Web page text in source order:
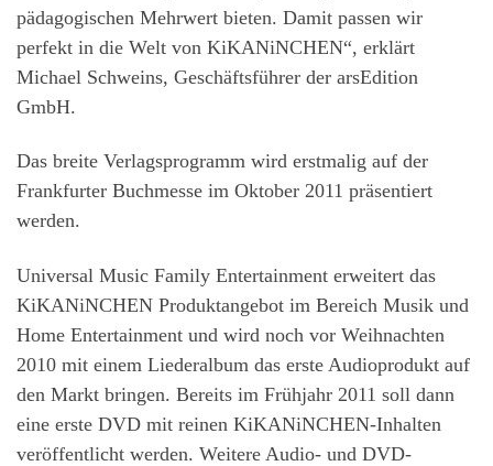
pädagogischen Mehrwert bieten. Damit passen wir
perfekt in die Welt von KiKANiNCHEN“, erklärt
Michael Schweins, Geschäftsführer der arsEdition
GmbH.
Das breite Verlagsprogramm wird erstmalig auf der
Frankfurter Buchmesse im Oktober 2011 präsentiert
werden.
Universal Music Family Entertainment erweitert das
KiKANiNCHEN Produktangebot im Bereich Musik und
Home Entertainment und wird noch vor Weihnachten
2010 mit einem Liederalbum das erste Audioprodukt auf
den Markt bringen. Bereits im Frühjahr 2011 soll dann
eine erste DVD mit reinen KiKANiNCHEN-Inhalten
veröffentlicht werden. Weitere Audio- und DVD-